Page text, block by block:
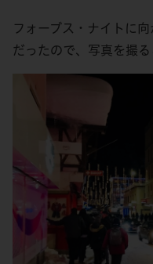
フォーブス・ナイトに
だったので、写真を撮る